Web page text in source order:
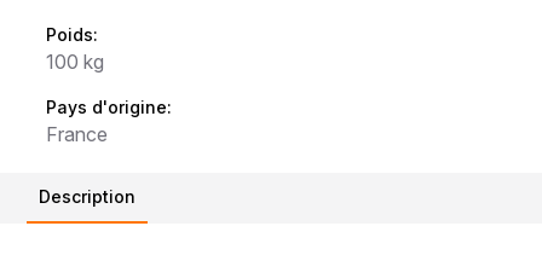
Poids:
100 kg
Pays d'origine:
France
Description